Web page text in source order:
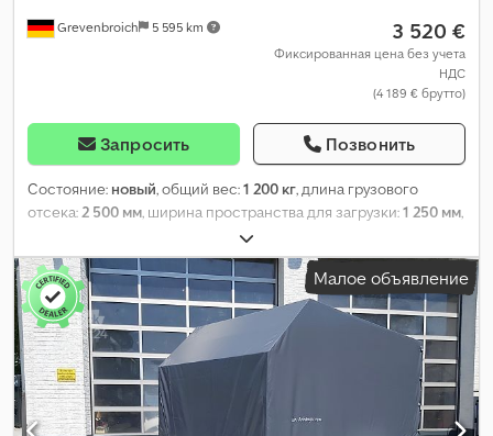
Grevenbroich 5 595 km 3 520 €
Фиксированная цена без учета
НДС
(4 189 € брутто)
Запросить Позвонить
Состояние: новый, общий вес:1 200 кг, длина грузового
отсека: 2 500 мм , ширина пространства для загрузки:1 250 мм
1 180 мм
Малое объявление